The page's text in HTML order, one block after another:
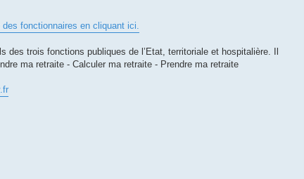
fonctionnaires en cliquant ici.
des trois fonctions publiques de l’Etat, territoriale et hospitalière. Il
ma retraite - Calculer ma retraite - Prendre ma retraite